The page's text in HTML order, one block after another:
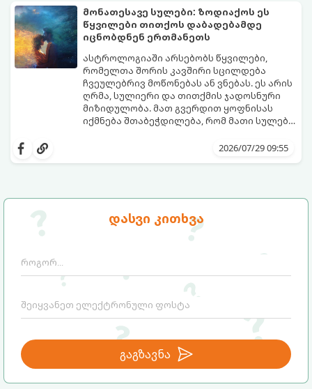
დასვი კითხვა
გაგზავნა
ახლობლებად ვთვლიდით, უეცრად მიდიან.
ასეთ მომენტებში ადვილია
სასოწარკვეთილებაში ჩავარდნა. თუმცა
ეზოთერიკასა და ფსიქოლოგიაში ეს
ფენომენი ხშირად სხვანაირად
განიხილება: როგორც სამყაროს (ან ჩვენი
არაცნობიერის) ფარული დამცავი
მექანიზმების მუშაობა, რომელთაც
რეალური, მაგრამ ჯერ კიდევ უხილავი
საფრთხისგან შორს მივყავართ.
აი, 5 აშკარა ნიშანი იმისა, რომ
მომხდარი მარცხი სასჯელი კი არა,
თქვენი დაცვისკენ მიმართული
სამყაროს მცდელობაა:
მონათესავე სულები: ზოდიაქოს ეს
წყვილები თითქოს დაბადებამდე
იცნობდნენ ერთმანეთს
ასტროლოგიაში არსებობს წყვილები,
რომელთა შორის კავშირი სცილდება
ჩვეულებრივ მოწონებას ან ვნებას. ეს არის
ღრმა, სულიერი და თითქმის ჯადოსნური
მიზიდულობა. მათ გვერდით ყოფნისას
იქმნება შთაბეჭდილება, რომ მათი სულები
იდეალურ წყვილებს, რომლებიც
2026/07/29 09:55